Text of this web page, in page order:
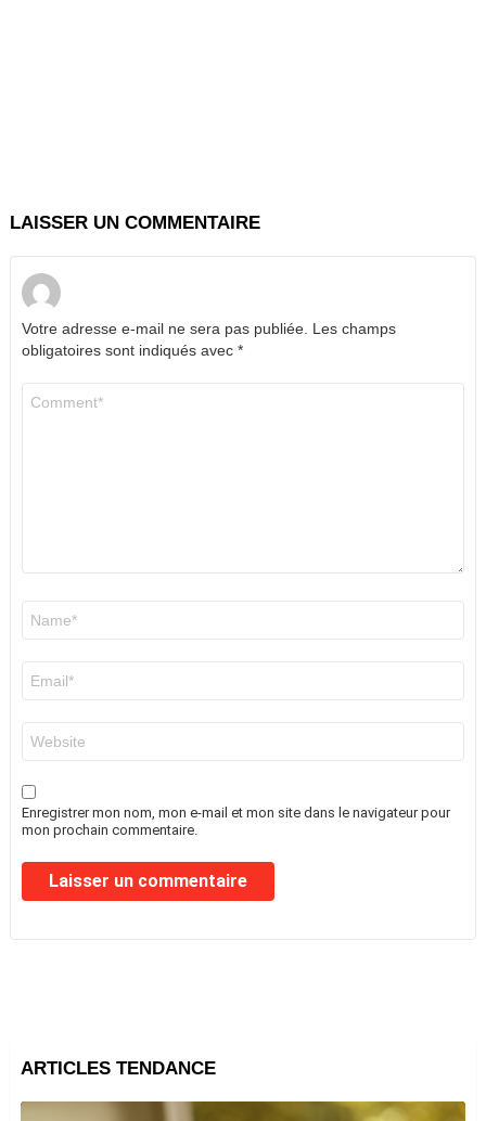
LAISSER UN COMMENTAIRE
Votre adresse e-mail ne sera pas publiée. Les champs
obligatoires sont indiqués avec *
mail
*
web
Enregistrer mon nom, mon e-mail et mon site dans le navigateur pour
mon prochain commentaire.
ARTICLES TENDANCE